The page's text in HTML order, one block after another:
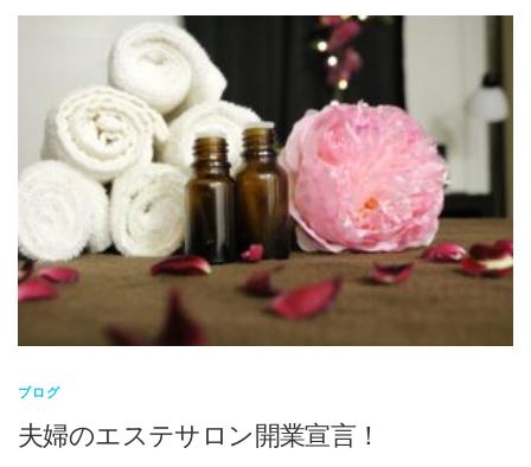
ブログ
夫婦のエステサロン開業宣言！